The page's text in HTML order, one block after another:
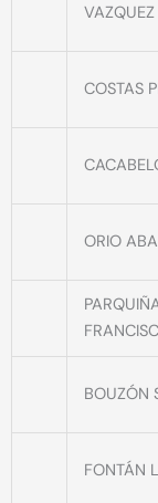
COSTAS
ORIO
BOUZÓN
FONTÁN